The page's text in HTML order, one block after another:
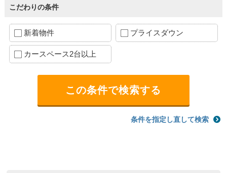
こだわりの条件
新着物件 プライスダウン
カースペース2台以上
条件を指定し直して検索